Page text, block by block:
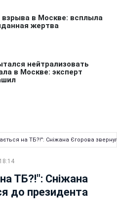
на ТБ?!": Сніжана Єгорова
ТБ?!": Сніжана
до президента